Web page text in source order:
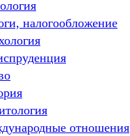
налогообложение
отношения